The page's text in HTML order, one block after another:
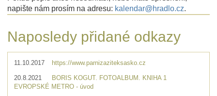
napište nám prosím na adresu: kalendar@hradlo.cz.
Naposledy přidané odkazy
11.10.2017 https://www.parnizaziteksasko.cz
20.8.2021
BORIS KOGUT. FOTOALBUM. KNIHA 1
EVROPSKÉ METRO - úvod